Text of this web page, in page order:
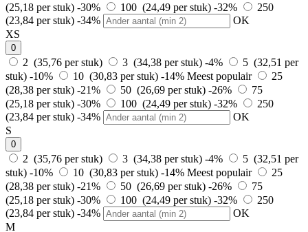
(25,18 per stuk) -30% 100 (24,49 per stuk) -32%
250
(23,84 per stuk) -34%
OK
XS
0
2 (35,76 per stuk) 3 (34,38 per stuk) -4%
5 (32,51 per
stuk) -10% 10 (30,83 per stuk) -14% Meest populair
25
(28,38 per stuk) -21% 50 (26,69 per stuk) -26%
75
(25,18 per stuk) -30% 100 (24,49 per stuk) -32%
250
(23,84 per stuk) -34%
OK
S
0
2 (35,76 per stuk) 3 (34,38 per stuk) -4%
5 (32,51 per
stuk) -10% 10 (30,83 per stuk) -14% Meest populair
25
(28,38 per stuk) -21% 50 (26,69 per stuk) -26%
75
(25,18 per stuk) -30% 100 (24,49 per stuk) -32%
250
(23,84 per stuk) -34%
OK
M